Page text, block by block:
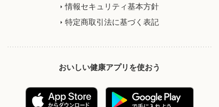
情報セキュリティ基本方針
特定商取引法に基づく表記
おいしい健康アプリを使おう